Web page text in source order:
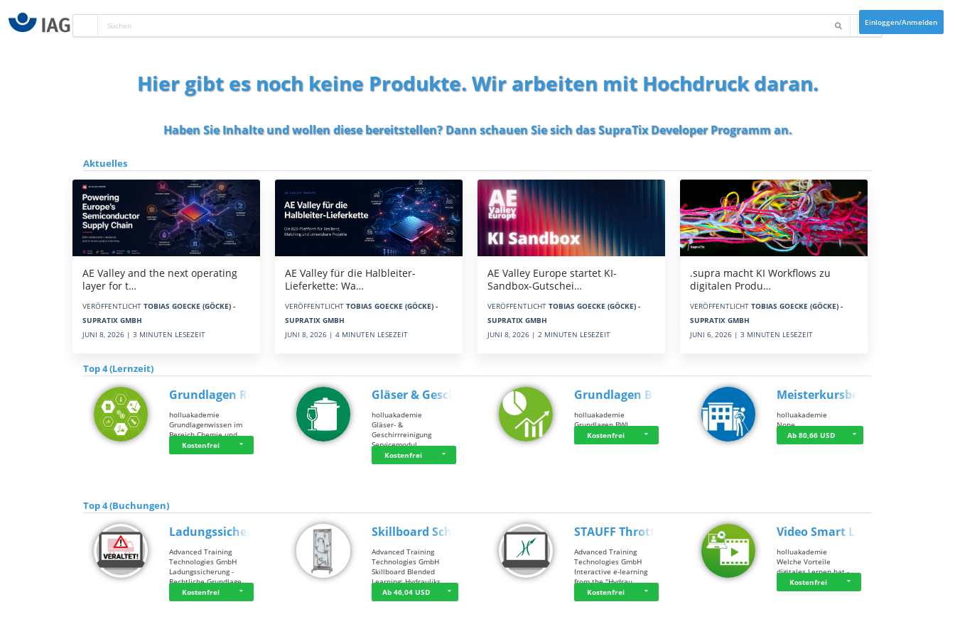
Einloggen/Anmelden
Hier gibt es noch keine Produkte. Wir arbeiten mit Hochdruck daran.
Haben Sie Inhalte und wollen diese bereitstellen? Dann schauen Sie sich dasSupraTix Developer Programman.
Aktuelles
AE Valley and the next operating
layer for t…
VERÖFFENTLICHT TOBIAS GOECKE (GÖCKE) -
SUPRATIX GMBH
JUNI 8, 2026 | 3 MINUTEN LESEZEIT
AE Valley für die Halbleiter-
Lieferkette: Wa…
VERÖFFENTLICHT TOBIAS GOECKE (GÖCKE) -
SUPRATIX GMBH
JUNI 8, 2026 | 4 MINUTEN LESEZEIT
AE Valley Europe startet KI-
Sandbox-Gutschei…
VERÖFFENTLICHT TOBIAS GOECKE (GÖCKE) -
SUPRATIX GMBH
JUNI 8, 2026 | 2 MINUTEN LESEZEIT
.supra macht KI Workflows zu
digitalen Produ…
VERÖFFENTLICHT TOBIAS GOECKE (GÖCKE) -
SUPRATIX GMBH
JUNI 6, 2026 | 3 MINUTEN LESEZEIT
Top 4 (Lernzeit)
Grundlagen Rein…
holluakademie
Grundlagenwissen im
Bereich Chemie und …
Kostenfrei
Gläser & Geschi…
holluakademie
Gläser- &
Geschirrreinigung
Servicemodul
Kostenfrei
Grundlagen BWL
holluakademie
Grundlagen BWL
Kostenfrei
Meisterkursbegl…
holluakademie
None
Ab 80,66 USD
Top 4 (Buchungen)
Ladungssicherung
Advanced Training
Technologies GmbH
Ladungssicherung -
Rechtliche Grundlage…
Kostenfrei
Skillboard Schl…
Advanced Training
Technologies GmbH
Skillboard Blended
Learning: Hydrauliks…
Ab 46,04 USD
STAUFF Throttle…
Advanced Training
Technologies GmbH
Interactive e-learning
from the "Hydrau…
Kostenfrei
Video Smart Lea…
holluakademie
Welche Vorteile
digitales Lernen hat - …
Kostenfrei